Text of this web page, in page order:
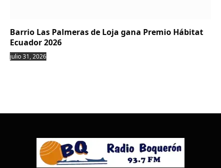
Barrio Las Palmeras de Loja gana Premio Hábitat
Ecuador 2026
julio 31, 2026